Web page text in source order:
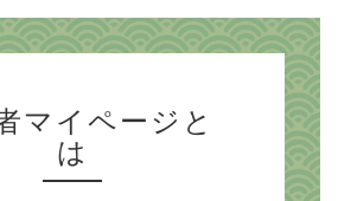
マイページと
は